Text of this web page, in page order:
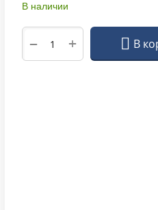
В наличии
+
− В